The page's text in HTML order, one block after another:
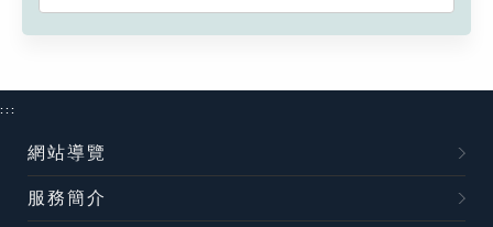
:::
網站導覽
服務簡介